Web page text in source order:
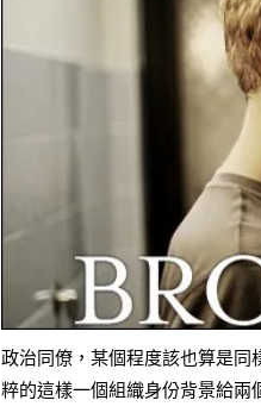
政治同僚，某個程度該也算是同
粹的這樣一個組織身份背景給兩